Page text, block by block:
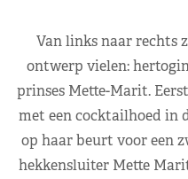
Van links naar rechts
ontwerp vielen:
prinses Mette-Marit.
met een cocktailhoed in
op haar beurt voor een
hekkensluiter Mette